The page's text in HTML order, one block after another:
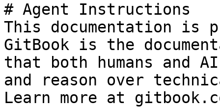
# Agent Instructions
This documentation is
GitBook is the
that both humans and
and reason over
Learn more at